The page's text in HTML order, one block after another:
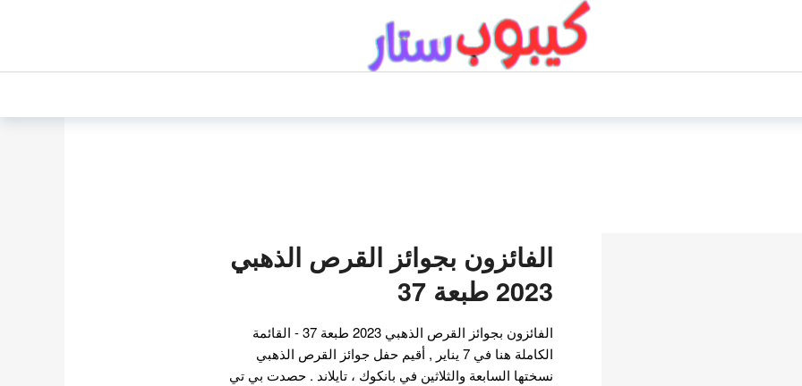
الفائزون بجوائز القرص الذهبي
2023 طبعة 37
الفائزون بجوائز القرص الذهبي 2023 طبعة 37 - القائمة
الكاملة هنا في 7 يناير , أقيم حفل جوائز القرص الذهبي
نسختها السابعة والثلاثين في بانكوك ، تايلاند . حصدت بي تي